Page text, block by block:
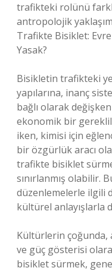
trafikteki rolünü
antropolojik
Trafikte Bisiklet:
Yasak?
Bisikletin trafikteki
yapılarına, inanç
bağlı olarak
ekonomik bir
iken, kimisi için
bir özgürlük aracı
trafikte bisiklet
sınırlanmış olabilir.
düzenlemelerle ilgili
kültürel anlayışlarla
Kültürlerin çoğunda,
ve güç gösterisi
bisiklet sürmek,